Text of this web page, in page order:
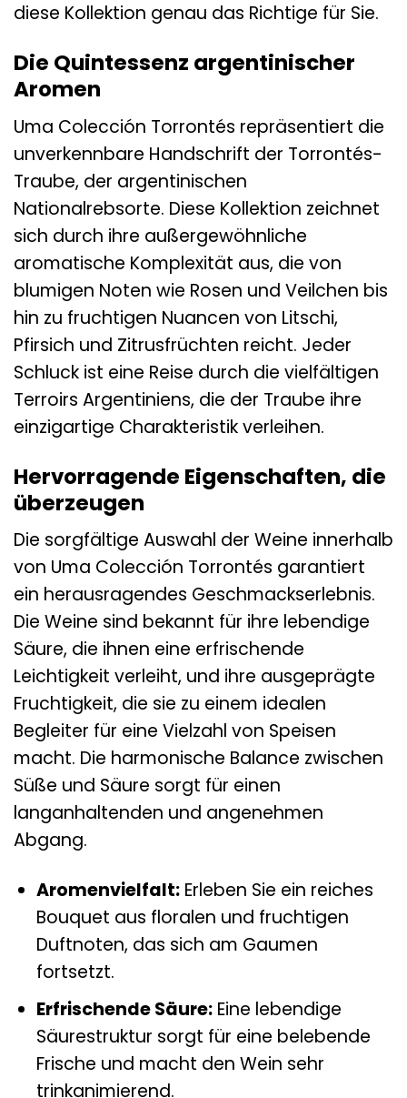
diese Kollektion genau das Richtige für Sie.
Die Quintessenz argentinischer
Aromen
Uma Colección Torrontés repräsentiert die
unverkennbare Handschrift der Torrontés-
Traube, der argentinischen
Nationalrebsorte. Diese Kollektion zeichnet
sich durch ihre außergewöhnliche
aromatische Komplexität aus, die von
blumigen Noten wie Rosen und Veilchen bis
hin zu fruchtigen Nuancen von Litschi,
Pfirsich und Zitrusfrüchten reicht. Jeder
Schluck ist eine Reise durch die vielfältigen
Terroirs Argentiniens, die der Traube ihre
einzigartige Charakteristik verleihen.
Hervorragende Eigenschaften, die
überzeugen
Die sorgfältige Auswahl der Weine innerhalb
von Uma Colección Torrontés garantiert
ein herausragendes Geschmackserlebnis.
Die Weine sind bekannt für ihre lebendige
Säure, die ihnen eine erfrischende
Leichtigkeit verleiht, und ihre ausgeprägte
Fruchtigkeit, die sie zu einem idealen
Begleiter für eine Vielzahl von Speisen
macht. Die harmonische Balance zwischen
Süße und Säure sorgt für einen
langanhaltenden und angenehmen
Abgang.
Aromenvielfalt:Erleben Sie ein reiches
Bouquet aus floralen und fruchtigen
Duftnoten, das sich am Gaumen
fortsetzt.
Erfrischende Säure:Eine lebendige
Säurestruktur sorgt für eine belebende
Frische und macht den Wein sehr
trinkanimierend.